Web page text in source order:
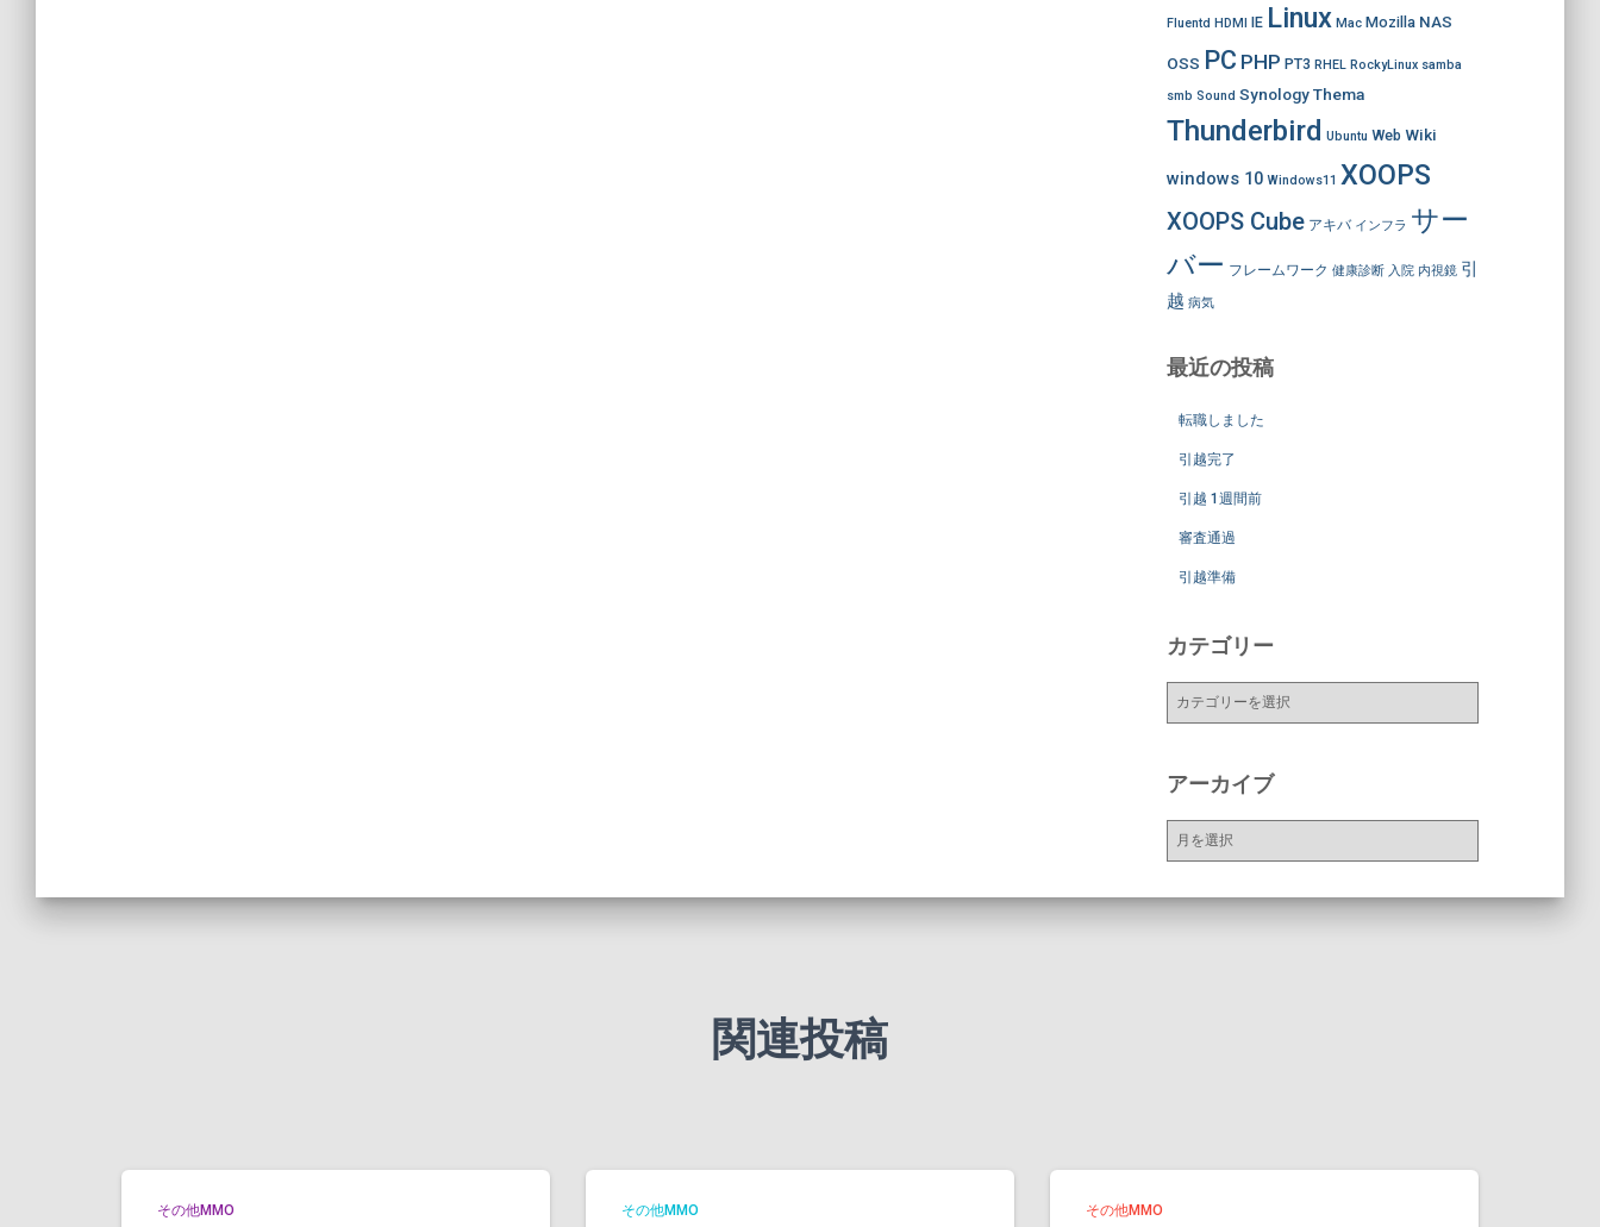
Fluentd HDMI IE Linux Mac Mozilla NAS
OSS PC PHP PT3 RHEL RockyLinux samba
smb Sound Synology Thema
Thunderbird Ubuntu Web Wiki
windows 10 Windows11 XOOPS
XOOPS Cube アキバ インフラ サー
バー フレームワーク 健康診断 入院 内視鏡 引
越 病気
最近の投稿
転職しました
引越完了
引越 1週間前
審査通過
引越準備
カテゴリー
ー
アーカイブ
ー
イ
関連投稿
その他MMO その他MMO その他MMO